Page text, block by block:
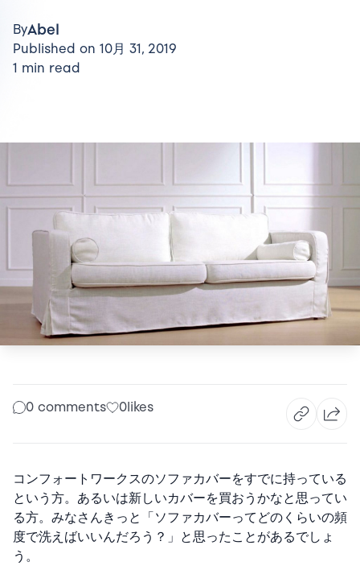
ByAbel
Published on 10月 31, 2019
1 min read
0 comments 0likes
コンフォートワークスのソファカバーをすでに持っている
という方。あるいは新しいカバーを買おうかなと思ってい
る方。みなさんきっと「ソファカバーってどのくらいの頻
度で洗えばいいんだろう？」と思ったことがあるでしょ
う。